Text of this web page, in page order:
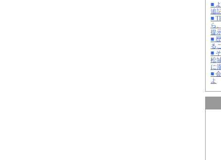
■
追
■
ら
提
■
る
■
松
に
■
よ